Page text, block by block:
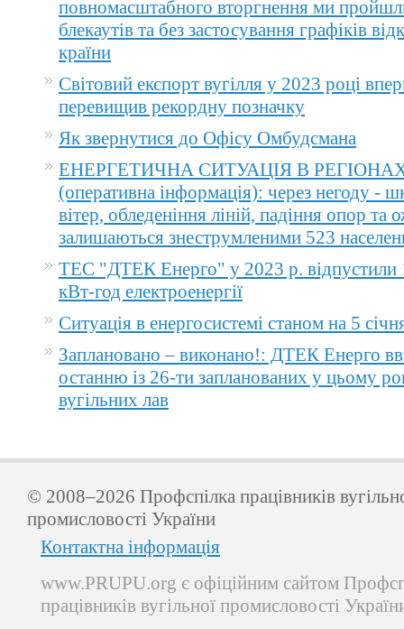
повномасштабного вторгнення ми
блекаутів та без застосування графіків
країни
Світовий експорт вугілля у 2023 році
перевищив рекордну позначку
Як звернутися до Офісу Омбудсмана
ЕНЕРГЕТИЧНА СИТУАЦІЯ В
(оперативна інформація): через негоду -
вітер, обледеніння ліній, падіння опор та
залишаються знеструмленими 523
ТЕС "ДТЕК Енерго" у 2023 р. відпустили
кВт-год електроенергії
Ситуація в енергосистемі станом на 5
Заплановано – виконано!: ДТЕК Енерго
останню із 26-ти запланованих у цьому
вугільних лав
© 2008–2026 Профспілка працівників
промисловості України
Контактна інформація
www.PRUPU.org є офіційним сайтом
працівників вугільної промисловості